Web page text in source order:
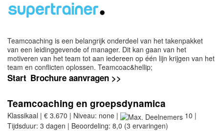
Teamcoaching is een belangrijk onderdeel van het takenpakket
van een leidinggevende of manager. Dit kan gaan van het
motiveren van het team tot aan iedereen op één lijn krijgen van het
team en conflicten oplossen. Teamcoac&hellip;
Start Brochure aanvragen >>
Teamcoaching en groepsdynamica
Klassikaal | € 3.670 | Niveau: none |
10 |
Tijdsduur: 3 dagen | Beoordeling: 8,0 (3 ervaringen)